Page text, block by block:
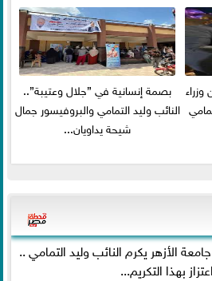
بصمة إنسانية في ”جلال وعتيبة”..
النائب وليد التمامي والبروفيسور جمال
شيحة يداويان...
الأزهر يكرم النائب وليد التمامي ..
بهذا التكريم...